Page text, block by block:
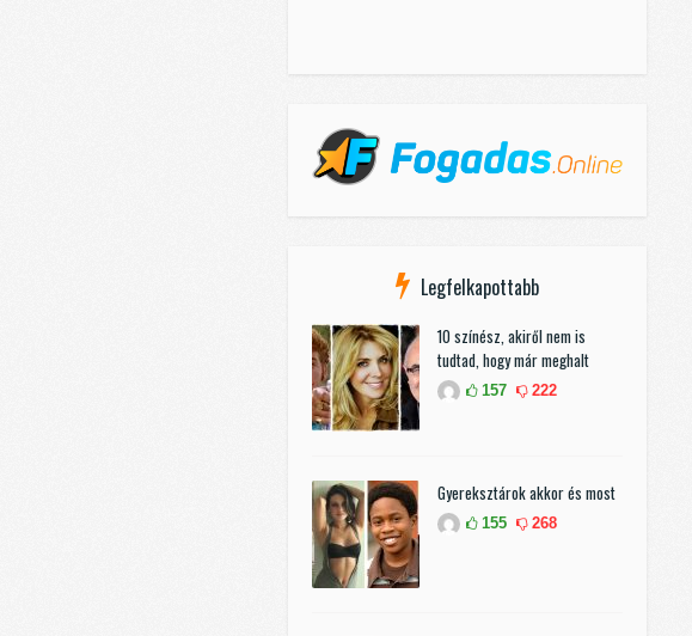
Legfelkapottabb
10 színész, akiről nem is
tudtad, hogy már meghalt
157 222
Gyereksztárok akkor és most
155 268